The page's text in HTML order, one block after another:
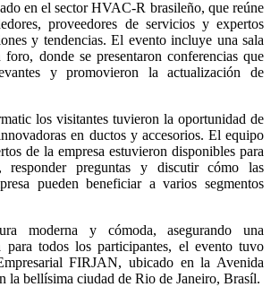
en el sector HVAC-R brasileño, que reúne
proveedores de servicios y expertos
y tendencias. El evento incluye una sala
donde se presentaron conferencias que
y promovieron la actualización de
los visitantes tuvieron la oportunidad de
en ductos y accesorios. El equipo
de la empresa estuvieron disponibles para
responder preguntas y discutir cómo las
pueden beneficiar a varios segmentos
moderna y cómoda, asegurando una
para todos los participantes, el evento tuvo
FIRJAN, ubicado en la Avenida
la bellísima ciudad de Rio de Janeiro, Brasíl.